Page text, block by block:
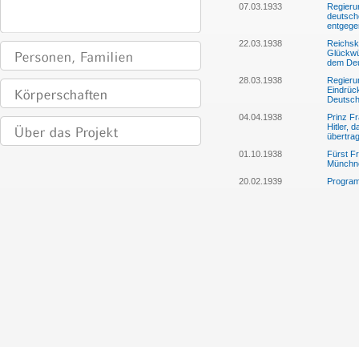
07.03.1933
22.03.1938
dem
28.03.1938
04.04.1938
Prinz
Hitler,
01.10.1938
Fürst
20.02.1939